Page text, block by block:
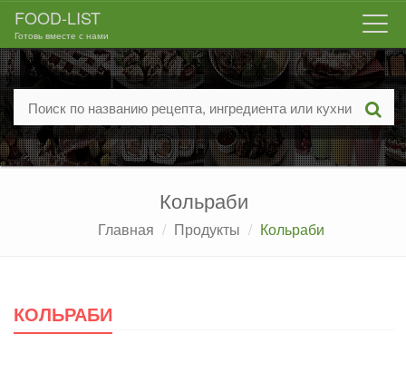
FOOD-LIST
Готовь вместе с нами
Кольраби
Главная Продукты Кольраби
КОЛЬРАБИ